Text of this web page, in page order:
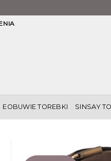
EOBUWIE TOREBKI SINSAY